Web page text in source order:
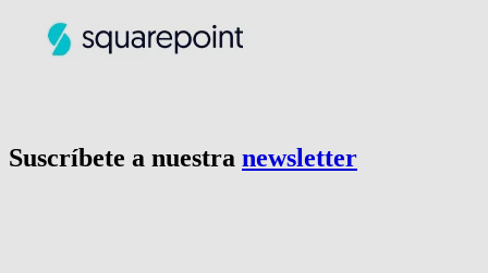
Suscríbete a nuestra newsletter